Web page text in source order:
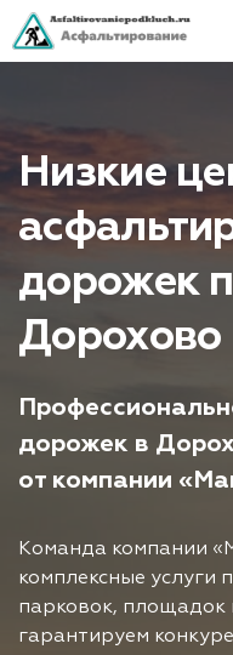
Низкие
дорожек
Дорохово
дорожек в
от компании
Команда компании
комплексные услуги
парковок, площадок
гарантируем